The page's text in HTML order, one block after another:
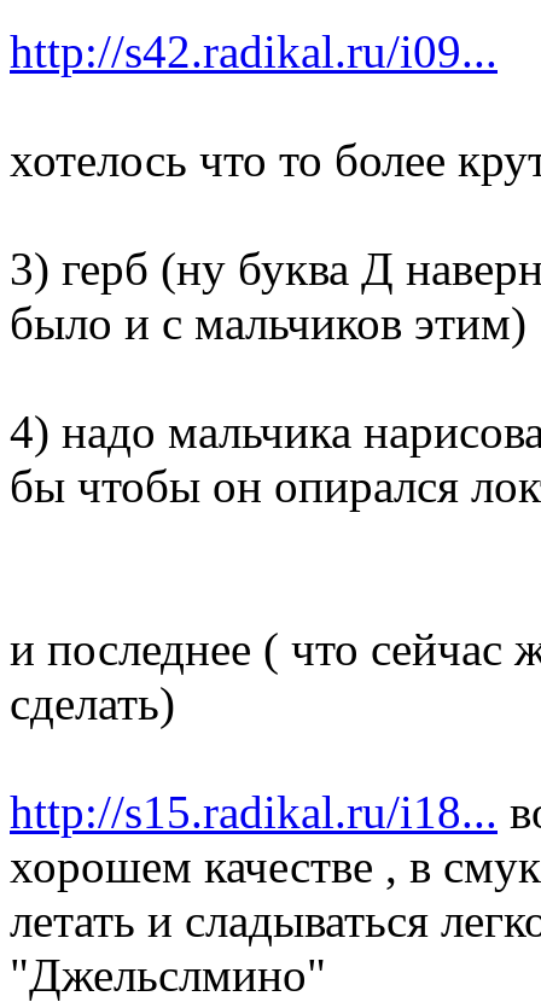
http://s42.radikal.ru/i09...
хотелось что то более
3) герб (ну буква Д
было и с мальчиков этим)
4) надо мальчика
бы чтобы он опирался
и последнее ( что сейчас
сделать)
http://s15.radikal.ru/i18...
хорошем качестве , в
летать и сладываться
"Джельслмино"